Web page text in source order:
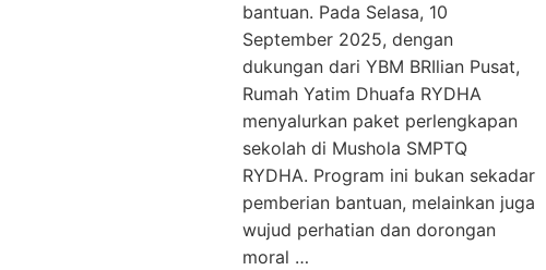
bantuan. Pada Selasa, 10
September 2025, dengan
dukungan dari YBM BRIlian Pusat,
Rumah Yatim Dhuafa RYDHA
menyalurkan paket perlengkapan
sekolah di Mushola SMPTQ
RYDHA. Program ini bukan sekadar
pemberian bantuan, melainkan juga
wujud perhatian dan dorongan
moral …